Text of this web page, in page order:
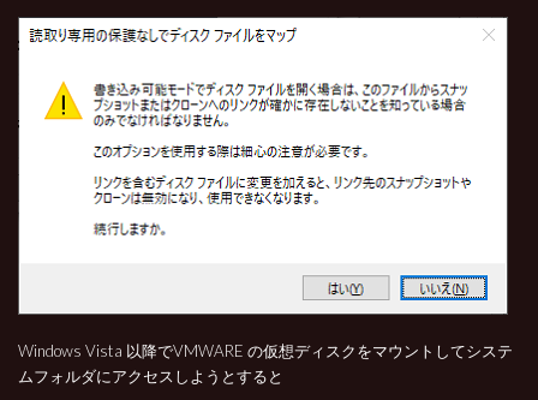
Windows Vista 以降でVMWARE の仮想ディスクをマウントしてシステ
ムフォルダにアクセスしようとすると